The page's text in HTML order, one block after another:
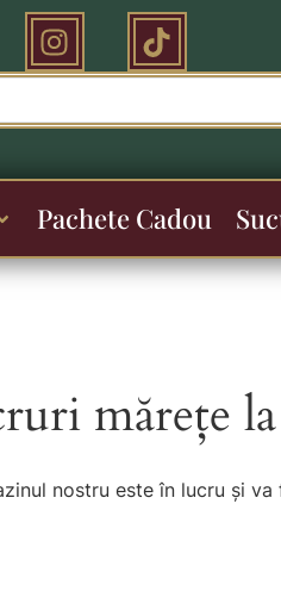
Pachete Cadou
mărețe
nostru este în lucru și va